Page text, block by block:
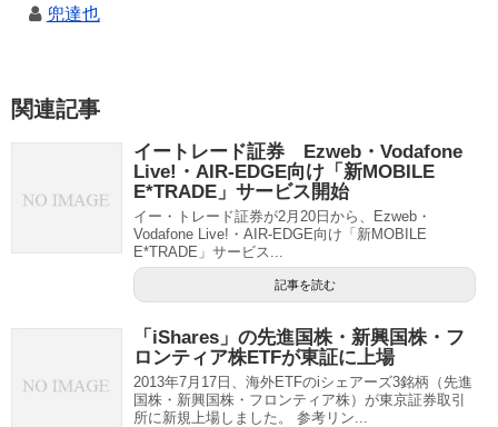
兜達也
関連記事
イートレード証券 Ezweb・Vodafone
Live!・AIR-EDGE向け「新MOBILE
E*TRADE」サービス開始
イー・トレード証券が2月20日から、Ezweb・
Vodafone Live!・AIR-EDGE向け「新MOBILE
E*TRADE」サービス...
記事を読む
「iShares」の先進国株・新興国株・フ
ロンティア株ETFが東証に上場
2013年7月17日、海外ETFのiシェアーズ3銘柄（先進
国株・新興国株・フロンティア株）が東京証券取引
所に新規上場しました。 参考リン...